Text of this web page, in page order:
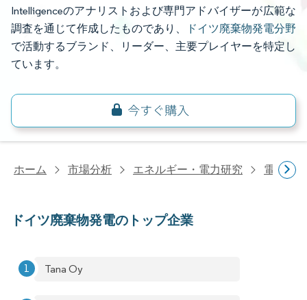
Intelligenceのアナリストおよび専門アドバイザーが広範な
調査を通じて作成したものであり、
ドイツ廃棄物発電分野
で活動するブランド、リーダー、主要プレイヤーを特定し
ています。
ホーム 市場分析 エネルギー・電力研究 電力研究
ドイツ廃棄物発電のトップ企業
Tana Oy